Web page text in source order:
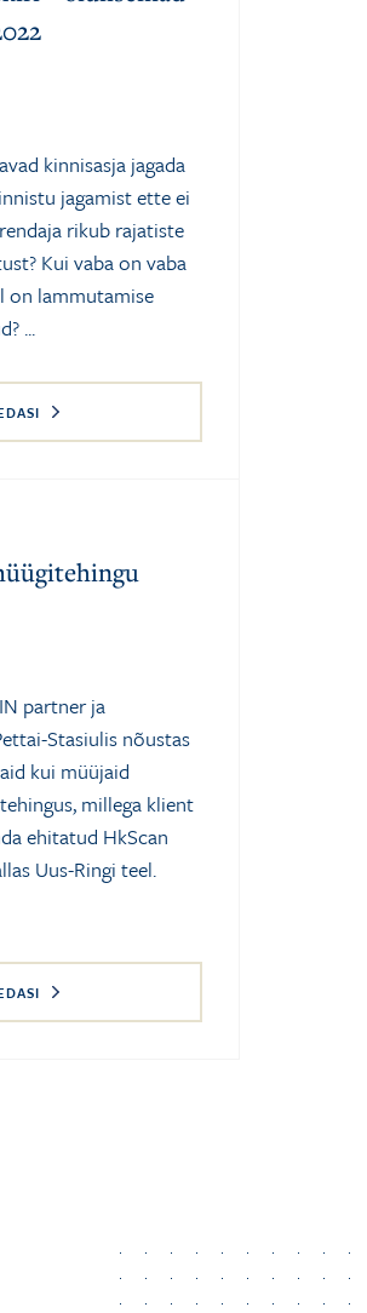
2022
kinnisasja jagada
jagamist ette ei
rikub rajatiste
Kui vaba on vaba
on lammutamise
...
partner ja
Stasiulis nõustas
kui müüjaid
millega klient
ehitatud HkScan
Uus-Ringi teel.